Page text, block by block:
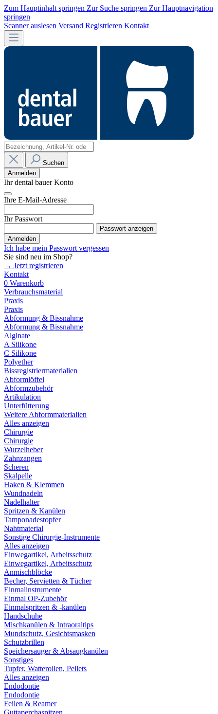
Zum Hauptinhalt springen Zur Suche springen Zur Hauptnavigation
springen
Scanner auslesen Versand Registrieren Kontakt
Suchen
Anmelden
Ihr dental bauer Konto
Ihre E-Mail-Adresse
Ihr Passwort
Passwort anzeigen
Anmelden
Ich habe mein Passwort vergessen
Sie sind neu im Shop?
→ Jetzt registrieren
Kontakt
0 Warenkorb
Verbrauchsmaterial
Praxis
Praxis
Abformung & Bissnahme
Abformung & Bissnahme
Alginate
A Silikone
C Silikone
Polyether
Bissregistriermaterialien
Abformlöffel
Abformzubehör
Artikulation
Unterfütterung
Weitere Abformmaterialien
Alles anzeigen
Chirurgie
Chirurgie
Wurzelheber
Zahnzangen
Scheren
Skalpelle
Haken & Klemmen
Wundnadeln
Nadelhalter
Spritzen & Kanülen
Tamponadestopfer
Nahtmaterial
Sonstige Chirurgie-Instrumente
Alles anzeigen
Einwegartikel, Arbeitsschutz
Einwegartikel, Arbeitsschutz
Anmischblöcke
Becher, Servietten & Tücher
Einmalinstrumente
Einmal OP-Zubehör
Einmalspritzen & -kanülen
Handschuhe
Mischkanülen & Intraoraltips
Mundschutz, Gesichtsmasken
Schutzbrillen
Speichersauger & Absaugkanülen
Sonstiges
Tupfer, Watterollen, Pellets
Alles anzeigen
Endodontie
Endodontie
Feilen & Reamer
Guttaperchaspitzen